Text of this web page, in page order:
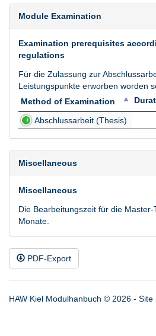
Module Examination
Examination prerequisites
regulations
Für die Zulassung zur
Leistungspunkte erworben worden
Method of Examination
Method of Examination
Abschlussarbeit (Thesis)
Miscellaneous
Miscellaneous
Die Bearbeitungszeit für die
Monate.
PDF-Export
HAW Kiel Modulhanbuch © 2026 - Site